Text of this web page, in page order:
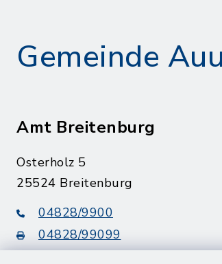
Gemeinde
Amt Breitenburg
Osterholz 5
25524 Breitenburg
04828/9900
04828/99099